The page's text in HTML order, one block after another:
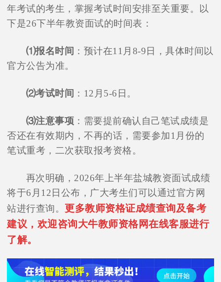
年考试的考生，掌握考试时间安排至关重要。以
下是26下半年教资面试的时间表：
⑴报名时间 ：预计在11月8-9日，具体时间以
官方公告为准。
⑵考试时间 ：12月5-6日。
⑶注意事项 ：需要提前确认自己笔试成绩是
否还在有效期内，不再的话，需要参加1月份的
笔试重考，二次获取报考资格。
再次明确，2026年上半年盐城教资面试成绩
将于6月12日公布，广大考生们可以通过官方网
站进行查询。 更多教师资格证成绩查询及备考
建议，欢迎咨询大牛教师资格网在线客服进行
了解。